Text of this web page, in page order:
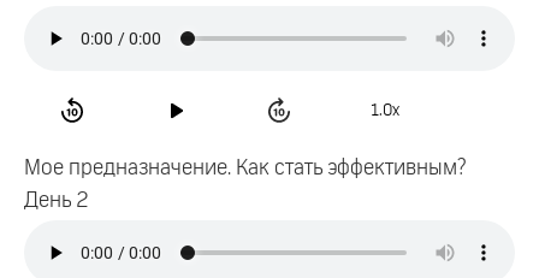
1.0x
Мое предназначение. Как стать эффективным?
День 2